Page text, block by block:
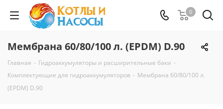
0
Мембрана 60/80/100 л. (EPDM) D.90
Главная - Гидроаккумуляторы и расширительные баки -
Комплектующие для гидроаккумуляторов - Мембрана 60/80/100 л.
(EPDM) D.90